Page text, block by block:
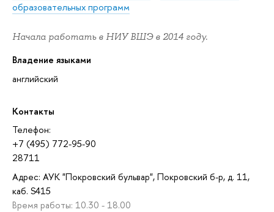
образовательных программ
Начала работать в НИУ ВШЭ в 2014 году.
Владение языками
английский
Контакты
Телефон:
+7 (495) 772-95-90
28711
Адрес: АУК "Покровский бульвар", Покровский б-р, д. 11,
каб. S415
Время работы: 10.30 - 18.00